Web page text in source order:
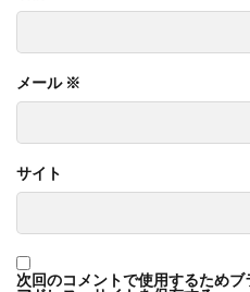
メール ※
サイト
次回のコメントで使用するため